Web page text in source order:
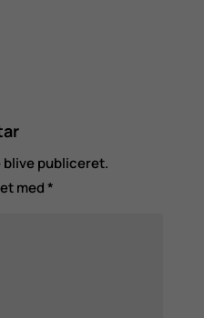
blive publiceret.
med*